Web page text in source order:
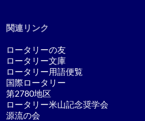
関連リンク
ロータリーの友
ロータリー文庫
ロータリー用語便覧
国際ロータリー
第2780地区
ロータリー米山記念奨学会
源流の会